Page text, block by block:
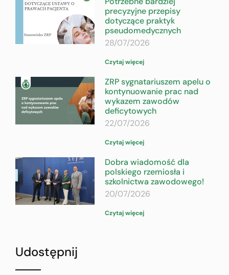
precyzyjne przepisy
dotyczące praktyk
pseudomedycznych
28/07/2026
Czytaj więcej
ZRP sygnatariuszem apelu o
kontynuowanie prac nad
wykazem zawodów
deficytowych
22/07/2026
Czytaj więcej
Dobra wiadomość dla
polskiego rzemiosła i
szkolnictwa zawodowego!
20/07/2026
Czytaj więcej
Udostępnij